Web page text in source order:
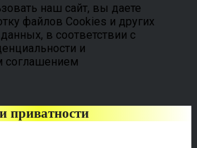
наш сайт, вы даете
файлов Cookies и других
в соответствии с
и
соглашением
приватности